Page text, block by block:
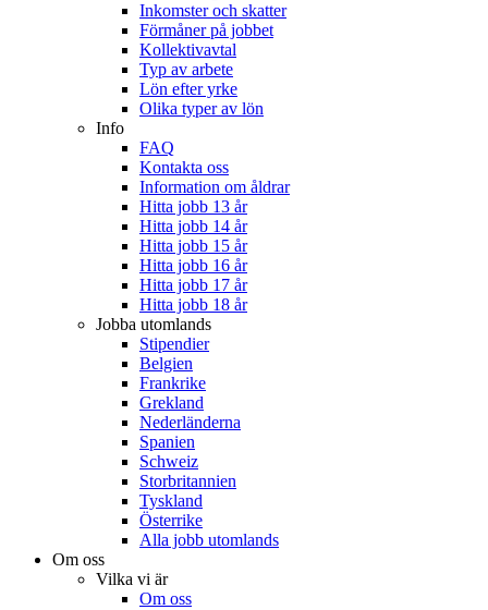
Inkomster och skatter
Förmåner på jobbet
Kollektivavtal
Typ av arbete
Lön efter yrke
Olika typer av lön
Info
FAQ
Kontakta oss
Information om åldrar
Hitta jobb 13 år
Hitta jobb 14 år
Hitta jobb 15 år
Hitta jobb 16 år
Hitta jobb 17 år
Hitta jobb 18 år
Jobba utomlands
Stipendier
Belgien
Frankrike
Grekland
Nederländerna
Spanien
Schweiz
Storbritannien
Tyskland
Österrike
Alla jobb utomlands
Om oss
Vilka vi är
Om oss